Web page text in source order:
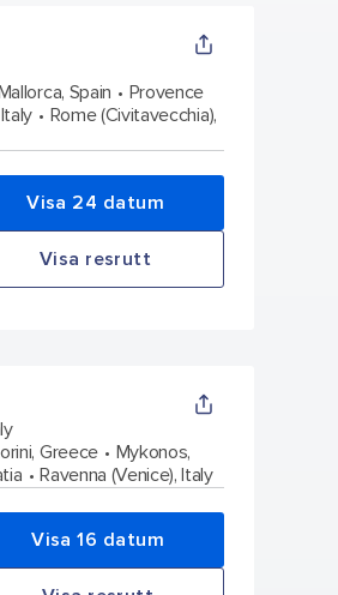
Spain
Provence
Rome (Civitavecchia),
Visa 24 datum
Visa resrutt
Greece
Mykonos,
Ravenna (Venice), Italy
Visa 16 datum